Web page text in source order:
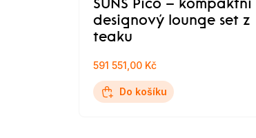
SUNS Pico – kompaktní
designový lounge set z
teaku
591 551,00 Kč
Do košíku